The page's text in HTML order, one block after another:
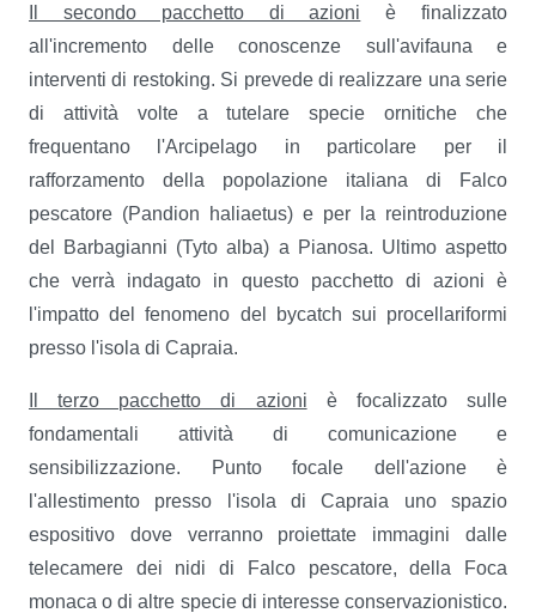
Il secondo pacchetto di azioni è finalizzato
all'incremento delle conoscenze sull'avifauna e
interventi di restoking. Si prevede di realizzare una serie
di attività volte a tutelare specie ornitiche che
frequentano l'Arcipelago in particolare per il
rafforzamento della popolazione italiana di Falco
pescatore (Pandion haliaetus) e per la reintroduzione
del Barbagianni (Tyto alba) a Pianosa. Ultimo aspetto
che verrà indagato in questo pacchetto di azioni è
l'impatto del fenomeno del bycatch sui procellariformi
presso l'isola di Capraia.
Il terzo pacchetto di azioni è focalizzato sulle
fondamentali attività di comunicazione e
sensibilizzazione. Punto focale dell'azione è
l'allestimento presso l'isola di Capraia uno spazio
espositivo dove verranno proiettate immagini dalle
telecamere dei nidi di Falco pescatore, della Foca
monaca o di altre specie di interesse conservazionistico.